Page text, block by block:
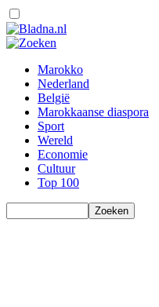
Marokko
Nederland
België
Marokkaanse diaspora
Sport
Wereld
Economie
Cultuur
Top 100